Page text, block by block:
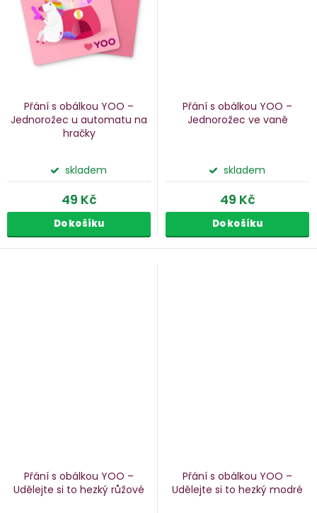
Přání s obálkou YOO –
Jednorožec u automatu na
hračky
skladem
49 Kč
Do košíku
Přání s obálkou YOO –
Jednorožec ve vaně
skladem
49 Kč
Do košíku
Přání s obálkou YOO –
Udělejte si to hezký růžové
Přání s obálkou YOO –
Udělejte si to hezký modré